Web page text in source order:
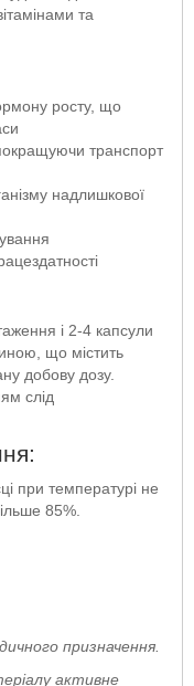
та
росту, що
транспорт
надлишкової
і 2-4 капсули
що містить
добову дозу.
слід
при температурі не
85%.
призначення.
активне